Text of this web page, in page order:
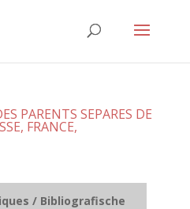
PARENTS SEPARES DE
FRANCE,
/ Bibliografische